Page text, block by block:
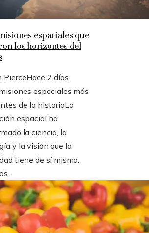
espaciales que
los horizontes del
PierceHace 2 días
espaciales más
de la historiaLa
espacial ha
la ciencia, la
y la visión que la
tiene de sí misma.